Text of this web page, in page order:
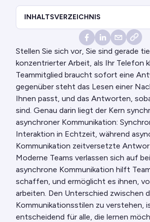
INHALTSVERZEICHNIS
Stellen Sie sich vor, Sie sind gerade
konzentrierter Arbeit, als Ihr Telefon
Teammitglied braucht sofort eine
gegenüber steht das Lesen einer
Ihnen passt, und das Antworten,
sind. Genau darin liegt der Kern
asynchroner Kommunikation:
Interaktion in Echtzeit, während
Kommunikation zeitversetzte
Moderne Teams verlassen sich auf
asynchrone Kommunikation hilft
schaffen, und ermöglicht es ihnen,
arbeiten. Den Unterschied zwischen
Kommunikationsstilen zu verstehen,
entscheidend für alle, die lernen